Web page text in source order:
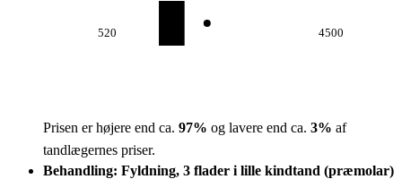
520 4500
Prisen er højere end ca. 97% og lavere end ca. 3% af
tandlægernes priser.
Behandling: Fyldning, 3 flader i lille kindtand (præmolar)